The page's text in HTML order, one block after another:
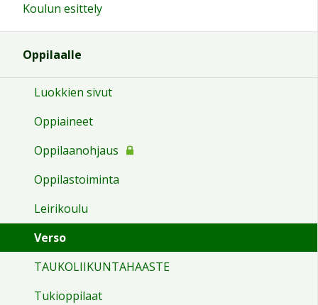
Koulun esittely
Oppilaalle
Luokkien sivut
Oppiaineet
Oppilaanohjaus
Oppilastoiminta
Leirikoulu
Verso
TAUKOLIIKUNTAHAASTE
Tukioppilaat